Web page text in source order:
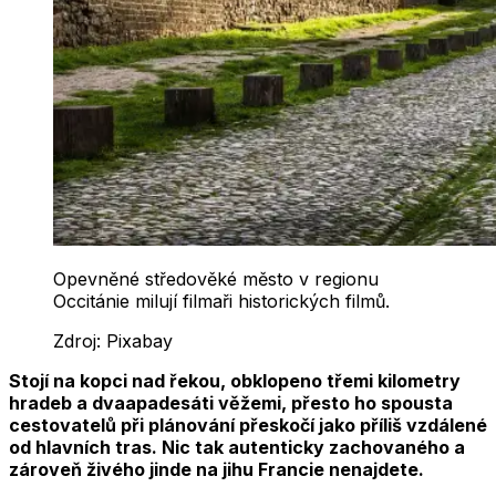
Opevněné středověké město v regionu
Occitánie milují filmaři historických filmů.
Zdroj: Pixabay
Stojí na kopci nad řekou, obklopeno třemi kilometry
hradeb a dvaapadesáti věžemi, přesto ho spousta
cestovatelů při plánování přeskočí jako příliš vzdálené
od hlavních tras. Nic tak autenticky zachovaného a
zároveň živého jinde na jihu Francie nenajdete.